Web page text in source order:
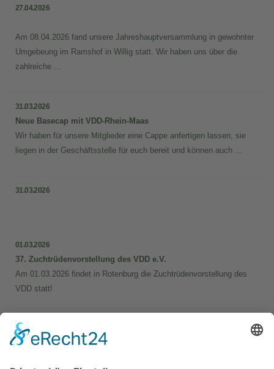
27.04.2026
Am 08.04.2026 fand unsere Jahreshauptversammlung in gewohnter
Umgebeung im Ramshof in Willig statt. Wir haben uns über die
zahlreiche ...
31.03.2026
Neue Basecap mit VDD-Rhein-Maas
Wir haben für unsere Mitglieder eine Cappe anfertigen lassen, sie
liegen in der Geschäftsstelle für euch bereit und können auch ...
31.03.2026
01.03.2026
37. Zuchtrüdenvorstellung des VDD e.V.
Am 01.03.2026 findet in Rotenburg die Zuchtrüdenvorstellung des
VDD statt!
Bei uns können Sie folgende Jagd­